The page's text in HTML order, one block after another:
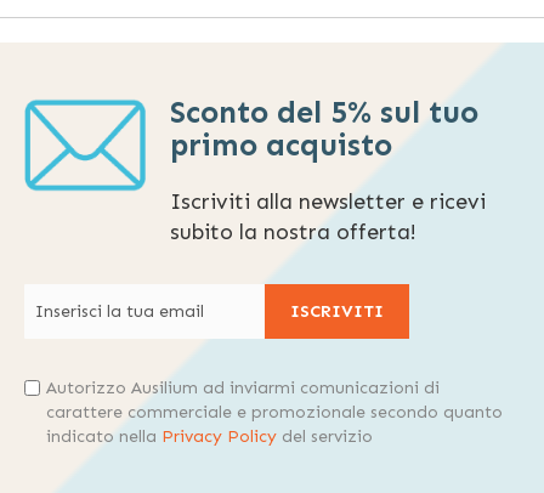
Sconto del 5% sul tuo
primo acquisto
Iscriviti alla newsletter e ricevi
subito la nostra offerta!
ISCRIVITI
Autorizzo Ausilium ad inviarmi comunicazioni di
carattere commerciale e promozionale secondo quanto
indicato nella Privacy Policy del servizio